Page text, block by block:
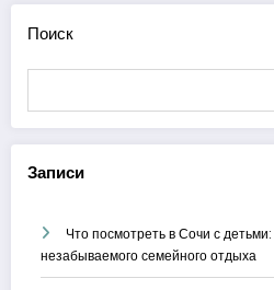
Поиск
Записи
Что посмотреть в Сочи с
незабываемого семейного отдыха